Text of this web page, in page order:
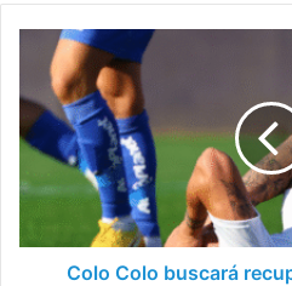
Colo
buscará
recuperarse
en
ante
La
SerenaColo Colo buscará